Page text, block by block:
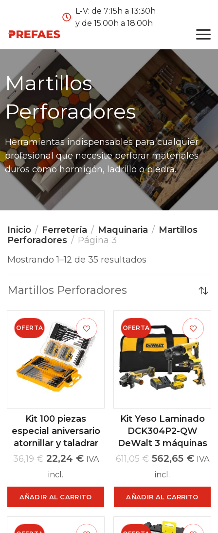
L-V: de 7:15h a 13:30h
y de 15:00h a 18:00h
Martillos
Perforadores
Herramientas indispensables para cualquier
profesional que necesite perforar materiales
duros como hormigón, ladrillo o piedra.
Inicio Ferretería Maquinaria
Martillos
Perforadores
Página 3
Mostrando 1–12 de 35 resultados
Martillos Perforadores
OFERTA
Kit 100 piezas
especial aniversario
atornillar y taladrar
36,19€ 22,24 € IVA
incl.
AÑADIR AL CARRITO
OFERTA
Kit Yeso Laminado
DCK304P2-QW
DeWalt 3 máquinas
611,05€ 562,65 € IVA
incl.
AÑADIR AL CARRITO